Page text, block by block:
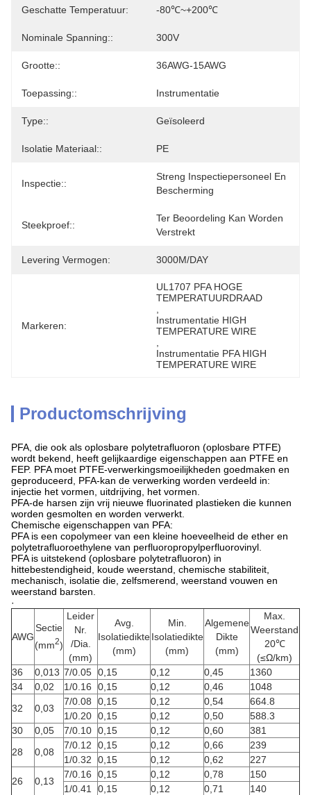
Geschatte Temperatuur: -80℃~+200℃
Nominale Spanning:: 300V
Grootte:: 36AWG-15AWG
Toepassing:: Instrumentatie
Type:: Geïsoleerd
Isolatie Materiaal:: PE
Inspectie::
Streng Inspectiepersoneel En
Bescherming
Steekproef::
Ter Beoordeling Kan Worden
Verstrekt
Levering Vermogen: 3000M/DAY
Markeren:
UL1707 PFA HOGE
TEMPERATUURDRAAD
Instrumentatie HIGH
TEMPERATURE WIRE
Instrumentatie PFA HIGH
TEMPERATURE WIRE
Productomschrijving
PFA, die ook als oplosbare polytetrafluoron (oplosbare PTFE)
wordt bekend, heeft gelijkaardige eigenschappen aan PTFE en
FEP. PFA moet PTFE-verwerkingsmoeilijkheden goedmaken en
geproduceerd, PFA-kan de verwerking worden verdeeld in:
injectie het vormen, uitdrijving, het vormen.
PFA-de harsen zijn vrij nieuwe fluorinated plastieken die kunnen
worden gesmolten en worden verwerkt.
Chemische eigenschappen van PFA:
PFA is een copolymeer van een kleine hoeveelheid de ether en
polytetrafluoroethylene van perfluoropropylperfluorovinyl.
PFA is uitstekend (oplosbare polytetrafluoron) in
hittebestendigheid, koude weerstand, chemische stabiliteit,
mechanisch, isolatie die, zelfsmerend, weerstand vouwen en
weerstand barsten.
·
AWG
Sectie
(mm2)
Leider
Nr.
/Dia.
(mm)
Avg.
Isolatiedikte
(mm)
Min.
Isolatiedikte
(mm)
Algemene
Dikte
(mm)
Max.
Weerstand
20℃
(≤Ω/km)
36
0,013 7/0.05 0,15 0,12 0,45
1360
34
0,02 1/0.16 0,15 0,12 0,46
1048
32
0,03
7/0.08 0,15 0,12 0,54
664.8
1/0.20 0,15 0,12 0,50
588.3
30
0,05 7/0.10 0,15 0,12 0,60
381
28
0,08
7/0.12 0,15 0,12 0,66
239
1/0.32
0,15 0,12 0,62
227
26
0,13
7/0.16 0,15 0,12 0,78
150
1/0.41
0,15 0,12 0,71
140